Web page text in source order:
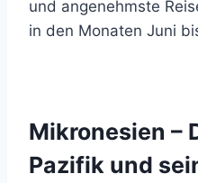
und angenehmste
in den Monaten Juni
Mikronesien –
Pazifik und